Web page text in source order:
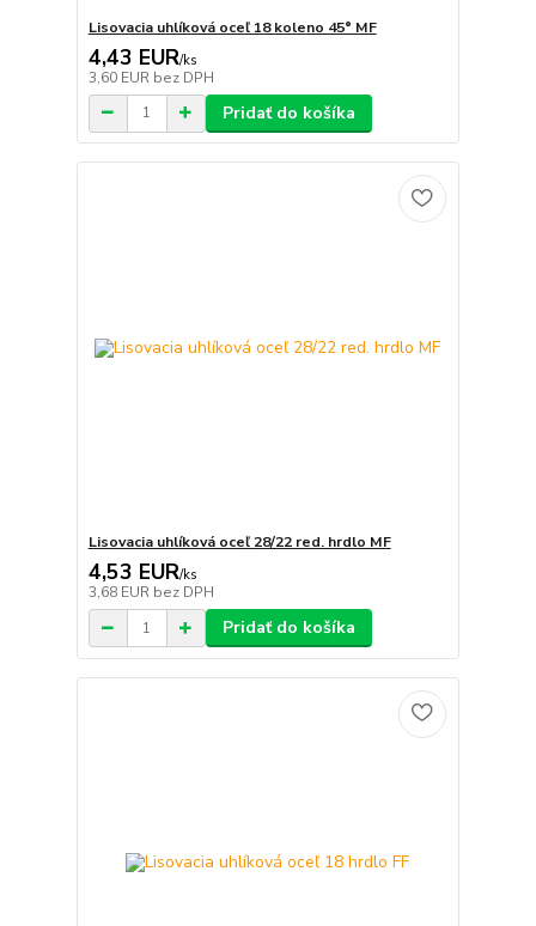
Lisovacia uhlíková oceľ 18 koleno 45° MF
4,43 EUR/ks
3,60 EUR bez DPH
Pridať do košíka
Lisovacia uhlíková oceľ 28/22 red. hrdlo MF
4,53 EUR/ks
3,68 EUR bez DPH
Pridať do košíka